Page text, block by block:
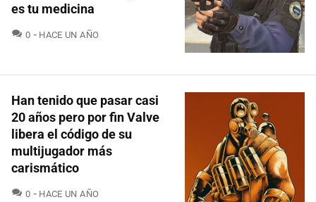
es tu medicina
0 COMENTARIOS
HACE UN AÑO
Han tenido que pasar casi
20 años pero por fin Valve
libera el código de su
multijugador más
carismático
0 COMENTARIOS
HACE UN AÑO